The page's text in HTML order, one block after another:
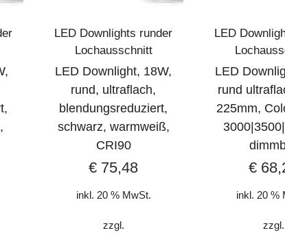
LED Downlights runder
Lochausschnitt
LED Downlight, 18W,
rund, ultraflach,
blendungsreduziert,
schwarz, warmweiß,
CRI90
€ 75,48
inkl. 20 % MwSt.
zzgl.
LED
LED
rund
225mm,
€
inkl. 20 %
zzgl.